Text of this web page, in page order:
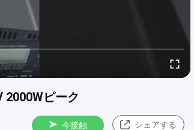
2000Wピーク
今接触 シェアする